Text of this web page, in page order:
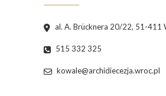
al. A. Brücknera 20/22, 51-411
515 332 325
kowale@archidiecezja.wroc.pl